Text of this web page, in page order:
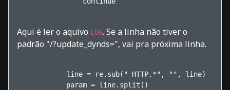
Aqui é ler o aquivo LOG. Se a linha não tiver o
padrão "/?update_dynds=", vai pra próxima linha.
            line = re.sub(" HTTP.*", "", line)
            param = line.split()